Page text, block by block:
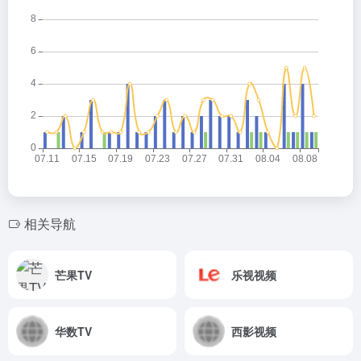
相关导航
芒果TV 乐视视频
华数TV 西影视频